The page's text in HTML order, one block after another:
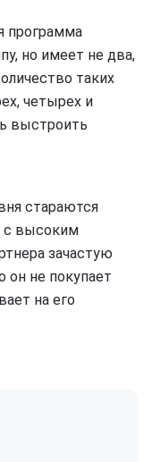
программа
но имеет не два,
таких
четырех и
выстроить
стараются
с высоким
зачастую
он не покупает
на его